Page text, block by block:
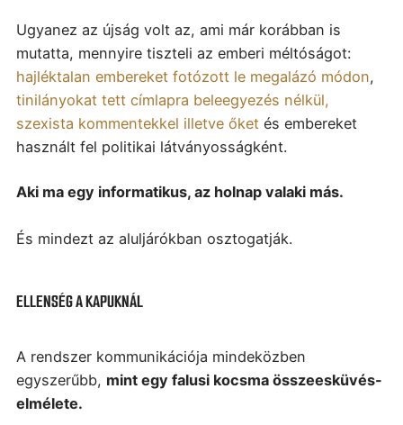
Ugyanez az újság volt az, ami már korábban is
mutatta, mennyire tiszteli az emberi méltóságot:
hajléktalan embereket fotózott le megalázó módon,
tinilányokat tett címlapra beleegyezés nélkül,
szexista kommentekkel illetve őket és embereket
használt fel politikai látványosságként.
Aki ma egy informatikus, az holnap valaki más.
És mindezt az aluljárókban osztogatják.
ELLENSÉG A KAPUKNÁL
A rendszer kommunikációja mindeközben
egyszerűbb, mint egy falusi kocsma összeesküvés-
elmélete.